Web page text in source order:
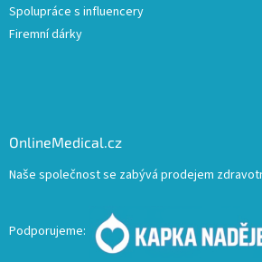
Spolupráce s influencery
Firemní dárky
OnlineMedical.cz
Naše společnost se zabývá prodejem
Podporujeme: